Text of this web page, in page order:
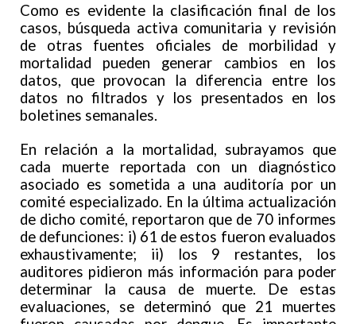
Como es evidente la clasificación final de los
casos, búsqueda activa comunitaria y revisión
de otras fuentes oficiales de morbilidad y
mortalidad pueden generar cambios en los
datos, que provocan la diferencia entre los
datos no filtrados y los presentados en los
boletines semanales.
En relación a la mortalidad, subrayamos que
cada muerte reportada con un diagnóstico
asociado es sometida a una auditoría por un
comité especializado. En la última actualización
de dicho comité, reportaron que de 70 informes
de defunciones: i) 61 de estos fueron evaluados
exhaustivamente; ii) los 9 restantes, los
auditores pidieron más información para poder
determinar la causa de muerte. De estas
evaluaciones, se determinó que 21 muertes